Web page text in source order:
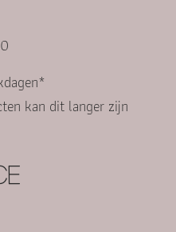
kan dit langer zijn